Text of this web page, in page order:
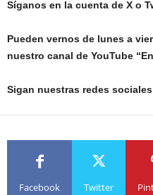
Síganos en la cuenta de X o
Pueden vernos de lunes a
nuestro canal de YouTube
Sigan nuestras redes sociales
Facebook Twitter